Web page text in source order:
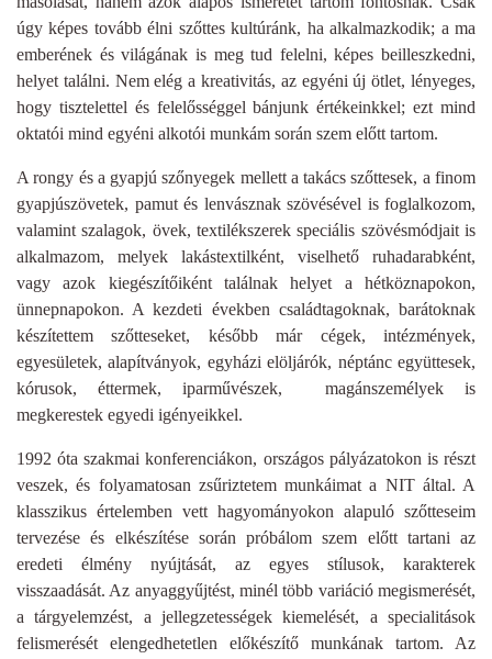
úgy képes tovább élni szőttes kultúránk, ha alkalmazkodik; a ma
emberének és világának is meg tud felelni, képes beilleszkedni,
helyet találni. Nem elég a kreativitás, az egyéni új ötlet, lényeges,
hogy tisztelettel és felelősséggel bánjunk értékeinkkel; ezt mind
oktatói mind egyéni alkotói munkám során szem előtt tartom.
A rongy és a gyapjú szőnyegek mellett a takács szőttesek, a finom
gyapjúszövetek, pamut és lenvásznak szövésével is foglalkozom,
valamint szalagok, övek, textilékszerek speciális szövésmódjait is
alkalmazom, melyek lakástextilként, viselhető ruhadarabként,
vagy azok kiegészítőiként találnak helyet a hétköznapokon,
ünnepnapokon. A kezdeti években családtagoknak, barátoknak
készítettem szőtteseket, később már cégek, intézmények,
egyesületek, alapítványok, egyházi elöljárók, néptánc együttesek,
kórusok, éttermek, iparművészek, magánszemélyek is
megkerestek egyedi igényeikkel.
1992 óta szakmai konferenciákon, országos pályázatokon is részt
veszek, és folyamatosan zsűriztetem munkáimat a NIT által. A
klasszikus értelemben vett hagyományokon alapuló szőtteseim
tervezése és elkészítése során próbálom szem előtt tartani az
eredeti élmény nyújtását, az egyes stílusok, karakterek
visszaadását. Az anyaggyűjtést, minél több variáció megismerését,
a tárgyelemzést, a jellegzetességek kiemelését, a specialitások
felismerését elengedhetetlen előkészítő munkának tartom. Az